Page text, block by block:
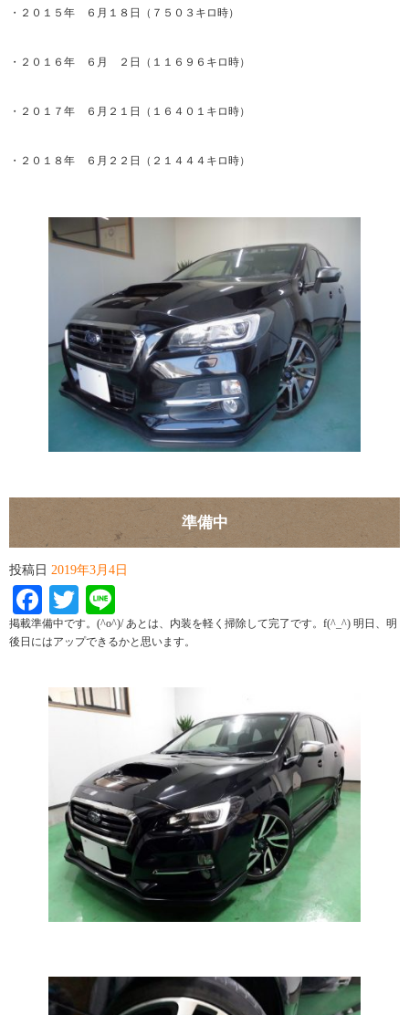
・２０１５年 ６月１８日（７５０３キロ時）
・２０１６年 ６月 ２日（１１６９６キロ時）
・２０１７年 ６月２１日（１６４０１キロ時）
・２０１８年 ６月２２日（２１４４４キロ時）
準備中
投稿日 2019年3月4日
Facebook
Twitter
掲載準備中です。(^o^)/ あとは、内装を軽く掃除して完了です。f(^_^) 明日、明
後日にはアップできるかと思います。